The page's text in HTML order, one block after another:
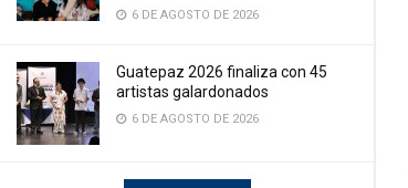
6 DE AGOSTO DE 2026
Guatepaz 2026 finaliza con 45
artistas galardonados
6 DE AGOSTO DE 2026